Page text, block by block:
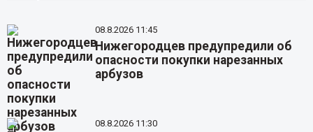
08.8.2026 11:45
Нижегородцев предупредили об
опасности покупки нарезанных
арбузов
08.8.2026 11:30